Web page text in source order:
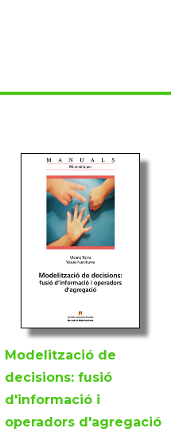
Modelització de
decisions: fusió
d'informació i
operadors d'agregació